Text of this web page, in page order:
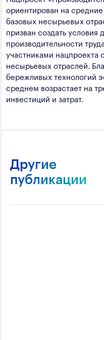
ориентирован на
базовых несырьевых
призван создать
производительности
участниками нацпроекта
несырьевых отраслей.
бережливых технологий
среднем возрастает на
инвестиций и затрат.
Другие
публикации